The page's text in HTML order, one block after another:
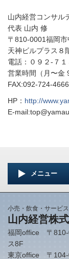
山内経営コンサル
代表 山内 修
〒810-0001福岡
天神ビルプラス８
電話：０９２-７１
営業時間（月〜金
FAX:092-724-4666
HP： http://
E-
メニュー
小売・飲食・サービ
山内経営株
福岡office 〒810-
ス8F
東京office 〒